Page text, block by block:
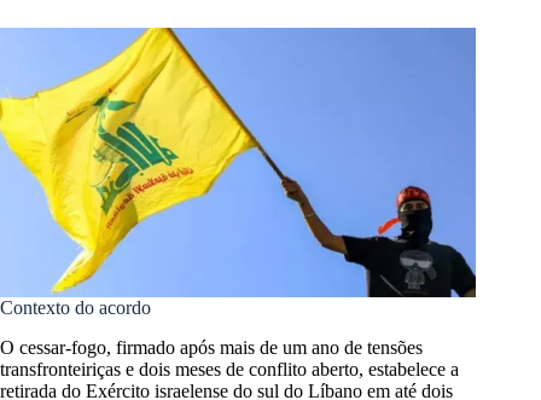
Contexto do acordo
O cessar-fogo, firmado após mais de um ano de tensões
transfronteiriças e dois meses de conflito aberto, estabelece a
retirada do Exército israelense do sul do Líbano em até dois